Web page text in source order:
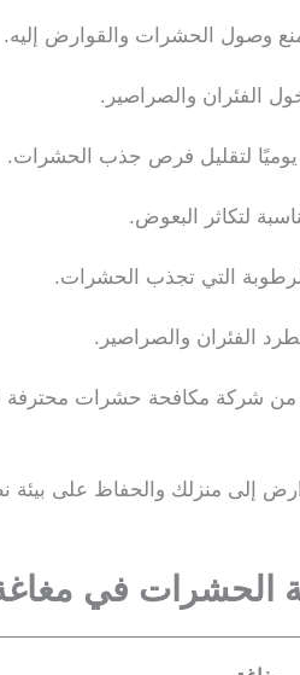
وصول الحشرات والقوارض إليه.
الفئران والصراصير.
لتقليل فرص جذب الحشرات.
لتكاثر البعوض.
التي تجذب الحشرات.
الفئران والصراصير.
من شركة مكافحة حشرات محترفة
إلى منزلك والحفاظ على بيئة
الحشرات في